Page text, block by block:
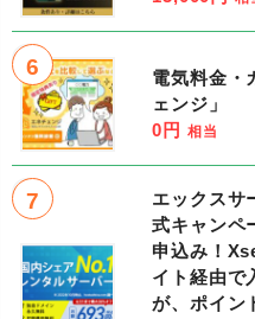
6
電気料金・
ェンジ」
0円 相当
7
エックスサ
式キャンペ
申込み！
イト経由で
が、ポイン